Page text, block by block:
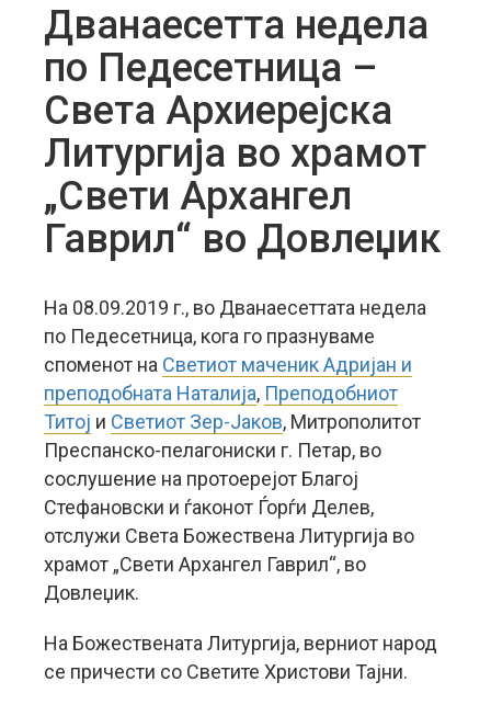
Дванаесетта недела
по Педесетница –
Света Архиерејска
Литургија во храмот
„Свети Архангел
Гаврил“ во Довлеџик
На 08.09.2019 г., во Дванаесеттата недела
по Педесетница, кога го празнуваме
споменот на Светиот маченик Адријан и
преподобната Наталија, Преподобниот
Титој и Светиот Зер-Јаков, Митрополитот
Преспанско-пелагониски г. Петар, во
сослушение на протоерејот Благој
Стефановски и ѓаконот Ѓорѓи Делев,
отслужи Света Божествена Литургија во
храмот „Свети Архангел Гаврил“, во
Довлеџик.
На Божествената Литургија, верниот народ
се причести со Светите Христови Тајни.